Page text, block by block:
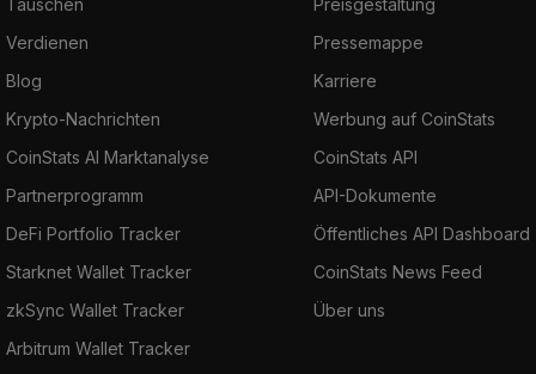
Verdienen
Blog
Krypto-Nachrichten
CoinStats AI Marktanalyse
Partnerprogramm
DeFi Portfolio Tracker
Starknet Wallet Tracker
zkSync Wallet Tracker
Arbitrum Wallet Tracker
Pressemappe
Karriere
Werbung auf CoinStats
CoinStats API
API-Dokumente
Öffentliches API Dashboard
CoinStats News Feed
Über uns